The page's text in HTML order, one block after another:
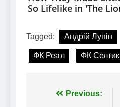
Tagged: Андрій Лунін
ФК Реал ФК Селтик
Навігація
Previous: